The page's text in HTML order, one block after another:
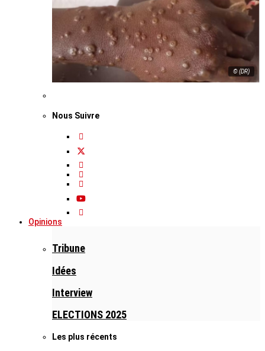
© (DR)
Nous Suivre
Opinions
Tribune
Idées
Interview
ELECTIONS 2025
Les plus récents